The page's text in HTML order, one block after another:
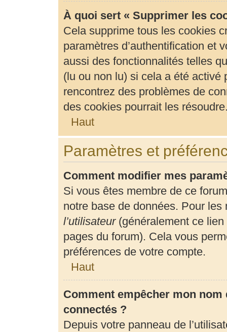
À quoi sert « Supprimer les
Cela supprime tous les cookies
paramètres d’authentification et
aussi des fonctionnalités telles
(lu ou non lu) si cela a été activé
rencontrez des problèmes de
des cookies pourrait les
Haut
Paramètres et
Comment modifier mes
Si vous êtes membre de ce
notre base de données. Pour
l’utilisateur(généralement ce lien
pages du forum). Cela vous
préférences de votre compte.
Haut
Comment empêcher mon
connectés ?
Depuis votre panneau de